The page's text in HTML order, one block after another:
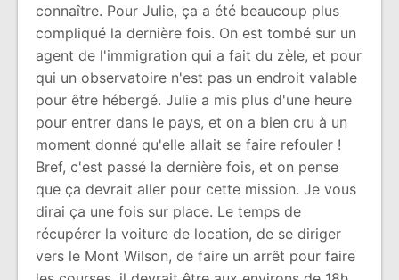
connaître. Pour Julie, ça a été beaucoup plus
compliqué la dernière fois. On est tombé sur un
agent de l'immigration qui a fait du zèle, et pour
qui un observatoire n'est pas un endroit valable
pour être hébergé. Julie a mis plus d'une heure
pour entrer dans le pays, et on a bien cru à un
moment donné qu'elle allait se faire refouler !
Bref, c'est passé la dernière fois, et on pense
que ça devrait aller pour cette mission. Je vous
dirai ça une fois sur place. Le temps de
récupérer la voiture de location, de se diriger
vers le Mont Wilson, de faire un arrêt pour faire